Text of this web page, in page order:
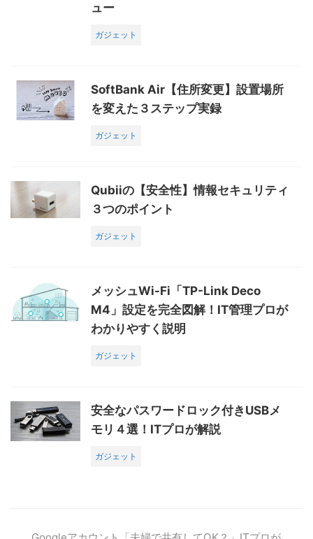
ュー
ガジェット
SoftBank Air【住所変更】設置場所
を変えた３ステップ実録
ガジェット
Qubiiの【安全性】情報セキュリティ
３つのポイント
ガジェット
メッシュWi-Fi「TP-Link Deco
M4」設定を完全図解！IT管理プロが
わかりやすく説明
ガジェット
安全なパスワードロック付きUSBメ
モリ４選！ITプロが解説
ガジェット